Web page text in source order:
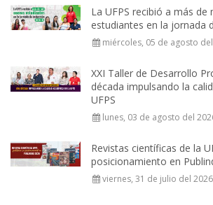
La UFPS recibió a más de
estudiantes en la jornada
miércoles, 05 de agosto
XXI Taller de Desarrollo
década impulsando la
UFPS
lunes, 03 de agosto del
Revistas científicas de la
posicionamiento en
viernes, 31 de julio del 2026